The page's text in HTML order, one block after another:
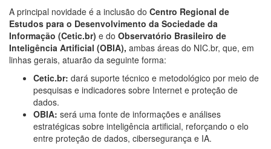
A principal novidade é a inclusão do Centro Regional de
Estudos para o Desenvolvimento da Sociedade da
Informação (Cetic.br) e do Observatório Brasileiro de
Inteligência Artificial (OBIA), ambas áreas do NIC.br, que, em
linhas gerais, atuarão da seguinte forma:
Cetic.br: dará suporte técnico e metodológico por meio de
pesquisas e indicadores sobre Internet e proteção de
dados.
OBIA: será uma fonte de informações e análises
estratégicas sobre inteligência artificial, reforçando o elo
entre proteção de dados, cibersegurança e IA.